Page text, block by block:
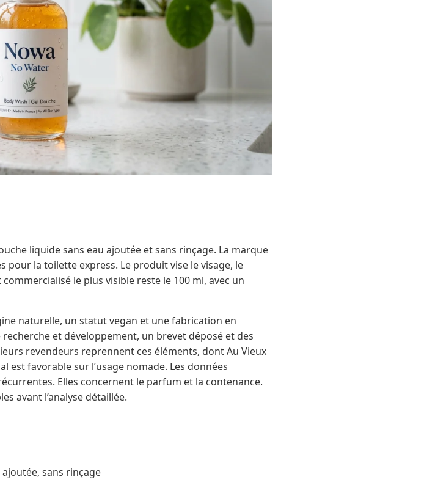
liquide sans eau ajoutée et sans rinçage. La marque
la toilette express. Le produit vise le visage, le
le plus visible reste le 100 ml, avec un
naturelle, un statut vegan et une fabrication en
et développement, un brevet déposé et des
revendeurs reprennent ces éléments, dont Au Vieux
est favorable sur l’usage nomade. Les données
Elles concernent le parfum et la contenance.
avant l’analyse détaillée.
sans rinçage